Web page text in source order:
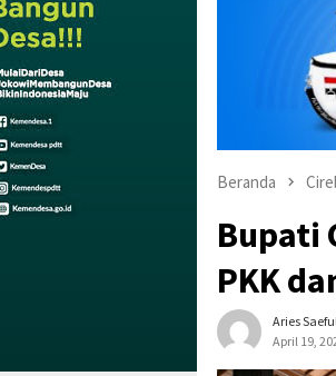
Beranda
Bupati
PKK
Aries
April 19,